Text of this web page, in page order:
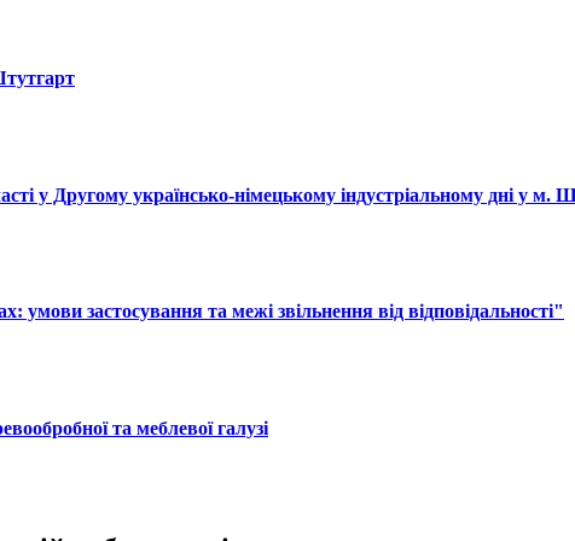
у Другому українсько-німецькому індустріальному дні у м.
застосування та межі звільнення від відповідальності"
та меблевої галузі